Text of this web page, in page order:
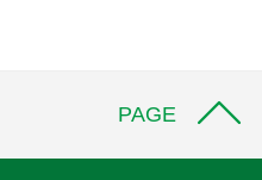
PAGE